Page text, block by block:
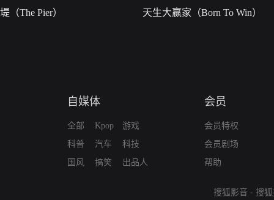
堤（The Pier） 天生大赢家（Born To Win）
自媒体
全部
科普
国风
Kpop
汽车
搞笑
游戏
科技
出品人
会员
会员特权
会员剧场
帮助
搜狐影音 - 搜